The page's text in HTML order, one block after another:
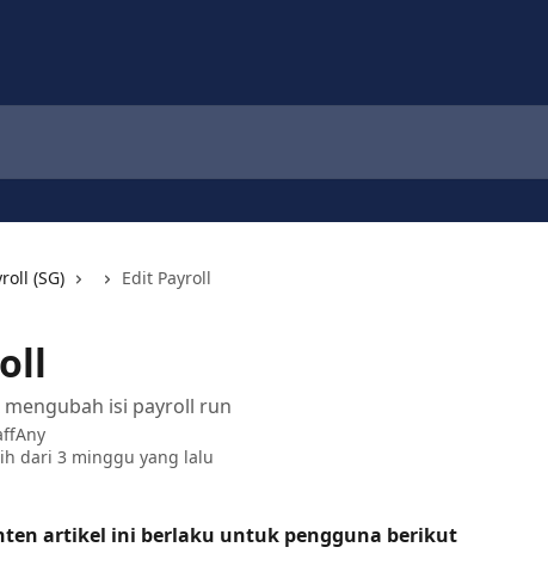
(SG) Edit Payroll
isi payroll run
dari 3 minggu yang lalu
artikel ini berlaku untuk pengguna berikut